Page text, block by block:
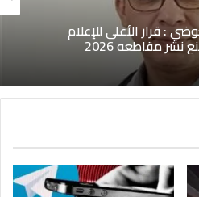
: قرار الأعلى للإعلام
مقاطعه 2026
بواقعة الفعل الفاضح